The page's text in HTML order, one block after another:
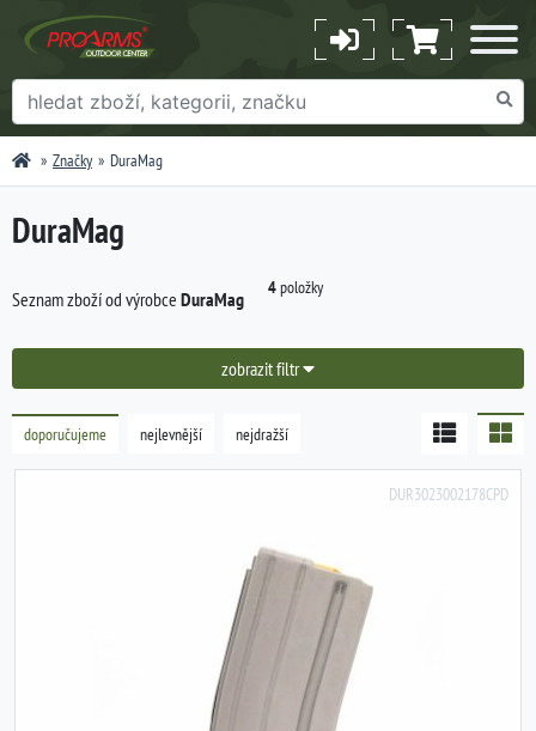
Značky DuraMag
DuraMag
Seznam zboží od výrobce DuraMag 4položky
doporučujeme nejlevnější nejdražší
DUR3023002178CPD
zobrazit filtr